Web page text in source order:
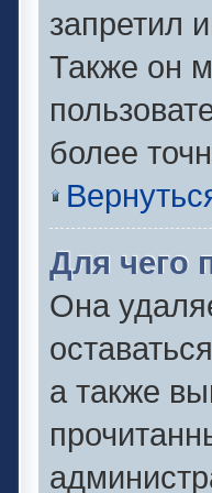
запретил
Также он
более
Для чего
Она
а также